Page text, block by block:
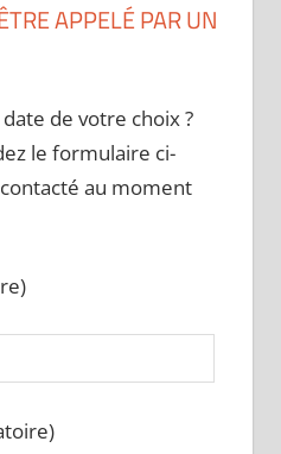
APPELÉ PAR UN
de votre choix ?
le formulaire ci-
au moment